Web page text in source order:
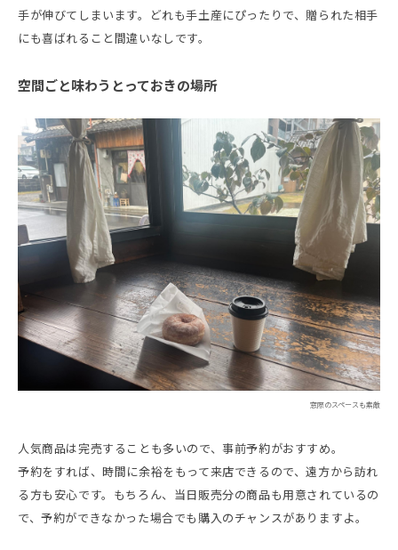
手が伸びてしまいます。どれも手土産にぴったりで、贈られた相手
にも喜ばれること間違いなしです。
空間ごと味わうとっておきの場所
窓際のスペースも素敵
人気商品は完売することも多いので、事前予約がおすすめ。
予約をすれば、時間に余裕をもって来店できるので、遠方から訪れ
る方も安心です。もちろん、当日販売分の商品も用意されているの
で、予約ができなかった場合でも購入のチャンスがありますよ。